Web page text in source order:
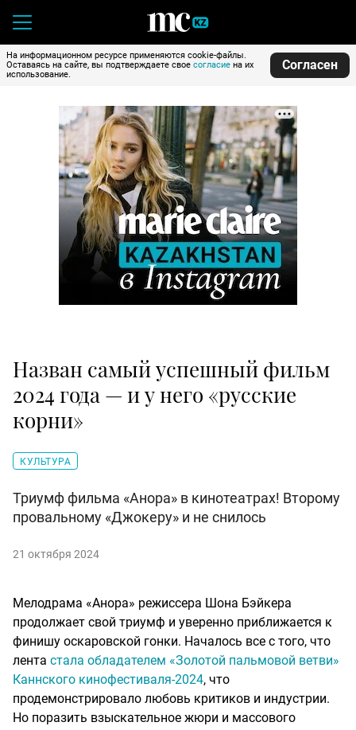
На информационном ресурсе применяются cookie-файлы.
Оставаясь на сайте, вы подтверждаете свое согласие на их
использование.
Согласен
Назван самый успешный фильм
2024 года — и у него «русские
корни»
КУЛЬТУРА
Триумф фильма «Анора» в кинотеатрах! Второму
провальному «Джокеру» и не снилось
21 октября 2024
Мелодрама «Анора» режиссера Шона Бэйкера
продолжает свой триумф и уверенно приближается к
финишу оскаровской гонки. Началось все с того, что
лента стала обладателем «Золотой пальмовой ветви»
Каннского кинофестиваля-2024, что
продемонстрировало любовь критиков и индустрии.
Но поразить взыскательное жюри и массового